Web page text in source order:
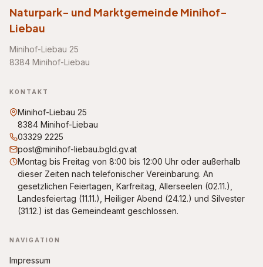
Naturpark- und Marktgemeinde Minihof-
Liebau
Minihof-Liebau 25
8384 Minihof-Liebau
KONTAKT
Minihof-Liebau 25
8384 Minihof-Liebau
03329 2225
post@minihof-liebau.bgld.gv.at
Montag bis Freitag von 8:00 bis 12:00 Uhr oder außerhalb
dieser Zeiten nach telefonischer Vereinbarung. An
gesetzlichen Feiertagen, Karfreitag, Allerseelen (02.11.),
Landesfeiertag (11.11.), Heiliger Abend (24.12.) und Silvester
(31.12.) ist das Gemeindeamt geschlossen.
NAVIGATION
Impressum